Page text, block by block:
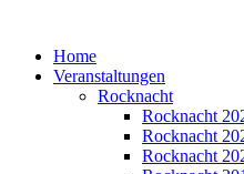
Home
Veranstaltungen
Rocknacht
Rocknacht
Rocknacht
Rocknacht